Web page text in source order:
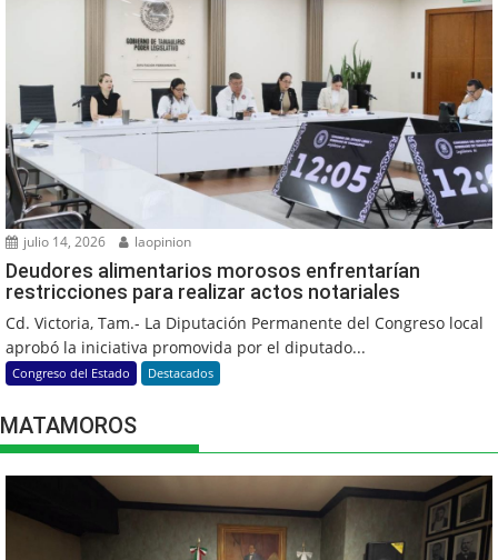
julio 14, 2026 laopinion
Deudores alimentarios morosos enfrentarían
restricciones para realizar actos notariales
Cd. Victoria, Tam.- La Diputación Permanente del Congreso local
aprobó la iniciativa promovida por el diputado...
Congreso del Estado Destacados
MATAMOROS